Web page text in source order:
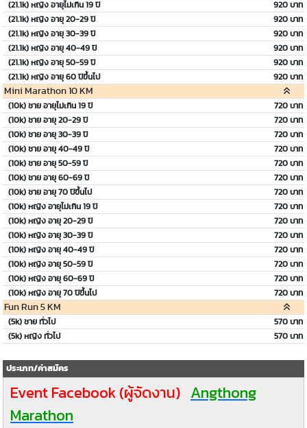
(21.1k) หญิง อายุไม่เกิน 19 ปี
920 บาท
(21.1k) หญิง อายุ 20-29 ปี
920 บาท
(21.1k) หญิง อายุ 30-39 ปี
920 บาท
(21.1k) หญิง อายุ 40-49 ปี
920 บาท
(21.1k) หญิง อายุ 50-59 ปี
920 บาท
(21.1k) หญิง อายุ 60 ปีขึ้นไป
920 บาท
Mini Marathon 10 KM
(10k) ชาย อายุไม่เกิน 19 ปี
720 บาท
(10k) ชาย อายุ 20-29 ปี
720 บาท
(10k) ชาย อายุ 30-39 ปี
720 บาท
(10k) ชาย อายุ 40-49 ปี
720 บาท
(10k) ชาย อายุ 50-59 ปี
720 บาท
(10k) ชาย อายุ 60-69 ปี
720 บาท
(10k) ชาย อายุ 70 ปีขึ้นไป
720 บาท
(10k) หญิง อายุไม่เกิน 19 ปี
720 บาท
(10k) หญิง อายุ 20-29 ปี
720 บาท
(10k) หญิง อายุ 30-39 ปี
720 บาท
(10k) หญิง อายุ 40-49 ปี
720 บาท
(10k) หญิง อายุ 50-59 ปี
720 บาท
(10k) หญิง อายุ 60-69 ปี
720 บาท
(10k) หญิง อายุ 70 ปีขึ้นไป
720 บาท
Fun Run 5 KM
(5k) ชาย ทั่วไป
570 บาท
(5k) หญิง ทั่วไป
570 บาท
ประเภท/ค่าสมัคร
Event Facebook (ผู้จัดงาน) Angthong
Marathon